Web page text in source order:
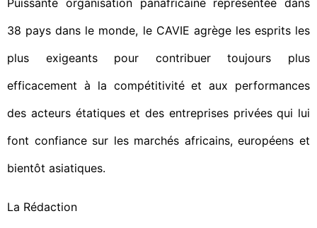
Puissante organisation panafricaine représentée dans
38 pays dans le monde, le CAVIE agrège les esprits les
plus exigeants pour contribuer toujours plus
efficacement à la compétitivité et aux performances
des acteurs étatiques et des entreprises privées qui lui
font confiance sur les marchés africains, européens et
bientôt asiatiques.
La Rédaction